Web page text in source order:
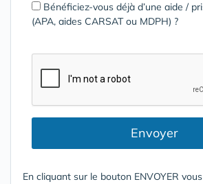
Bénéficiez-vous déjà d’une aide /
(APA, aides CARSAT ou MDPH) ?
Envoyer
En cliquant sur le bouton ENVOYER